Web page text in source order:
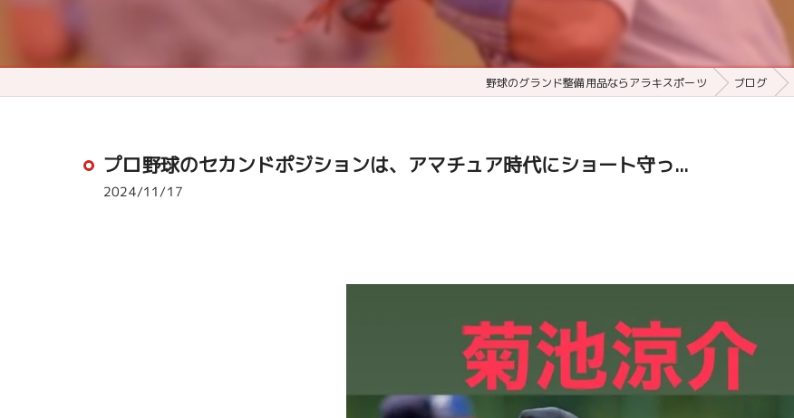
野球のグランド整備用品ならアラキスポーツ ブログ
プロ野球のセカンドポジションは、アマチュア時代にショート守っ...
2024/11/17